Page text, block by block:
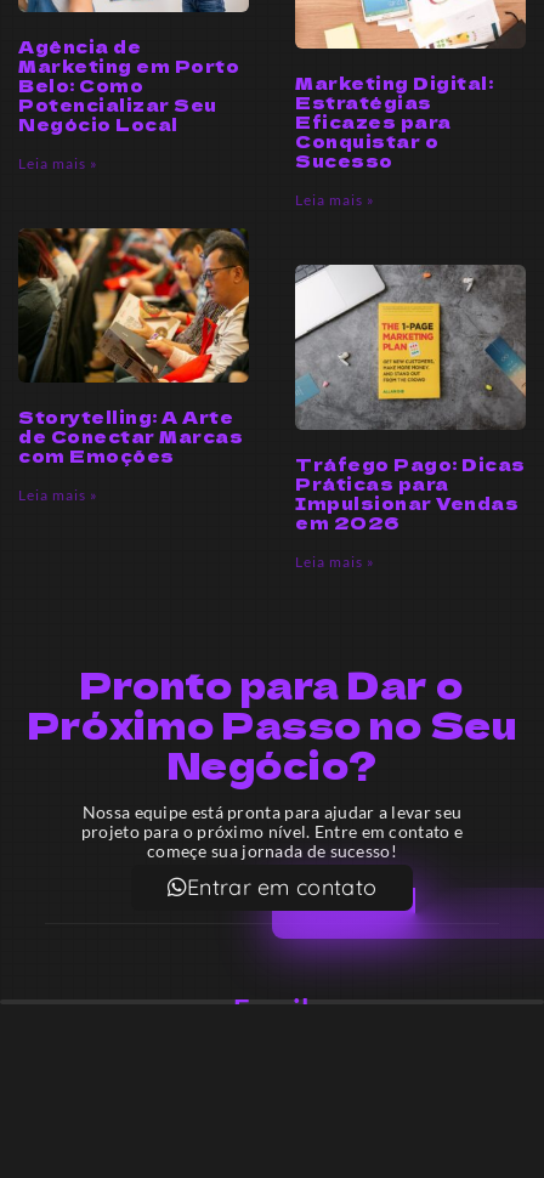
Agência de
Marketing em Porto
Belo: Como
Potencializar Seu
Negócio Local
Leia mais »
Marketing Digital:
Estratégias
Eficazes para
Conquistar o
Sucesso
Leia mais »
Storytelling: A Arte
de Conectar Marcas
com Emoções
Leia mais »
Tráfego Pago: Dicas
Práticas para
Impulsionar Vendas
em 2026
Leia mais »
Pronto para Dar o
Próximo Passo no Seu
Negócio?
Nossa equipe está pronta para ajudar a levar seu
projeto para o próximo nível. Entre em contato e
começe sua jornada de sucesso!
Entrar em contato
Email